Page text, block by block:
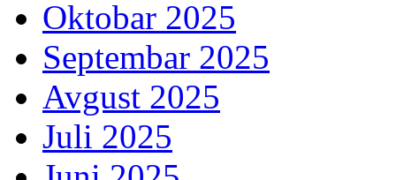
Oktobar 2025
Septembar 2025
Avgust 2025
Juli 2025